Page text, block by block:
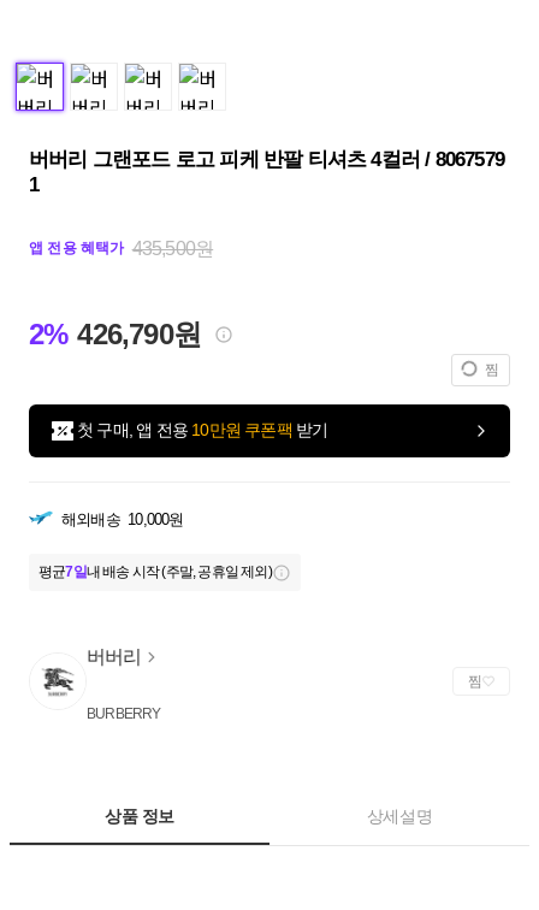
버버리 그랜포드 로고 피케 반팔 티셔츠 4컬러 / 8067579
1
앱 전용 혜택가 435,500원
2% 426,790원
찜
첫 구매, 앱 전용 10만원 쿠폰팩 받기
해외배송 10,000원
평균7일내 배송 시작 (주말, 공휴일 제외)
버버리
BURBERRY
찜
상품 정보 상세설명